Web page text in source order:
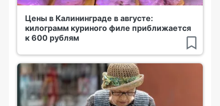
Цены в Калининграде в августе:
килограмм куриного филе приближается
к 600 рублям